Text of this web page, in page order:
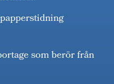
som berör från